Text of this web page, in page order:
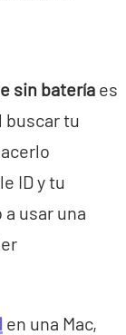
sin batería es
buscar tu
ID y tu
usar una
en una Mac,